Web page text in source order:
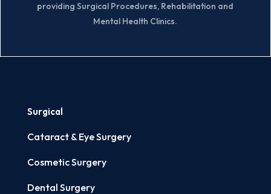
providing Surgical Procedures, Rehabilitation and
Mental Health Clinics.
Surgical
Cataract & Eye Surgery
Cosmetic Surgery
Dental Surgery